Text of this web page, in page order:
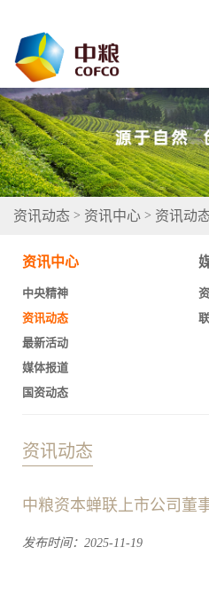
资讯动态 > 资讯中心 > 资讯动
资讯中心
中央精神
资讯动态
最新活动
媒体报道
国资动态
资讯动态
中粮资本蝉联上市公司董
发布时间：2025-11-19